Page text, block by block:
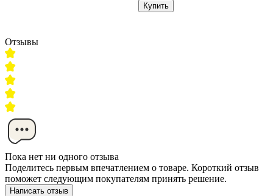
Купить
Отзывы
Пока нет ни одного отзыва
Поделитесь первым впечатлением о товаре. Короткий отзыв
поможет следующим покупателям принять решение.
Написать отзыв